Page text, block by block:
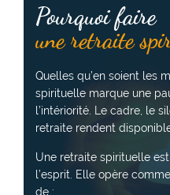
Pourquoi faire
une retraite
Quelles qu’en soient les
spirituelle marque une
l’intériorité. Le cadre, le
retraite rendent
Une retraite spirituelle
l’esprit. Elle opère
de :